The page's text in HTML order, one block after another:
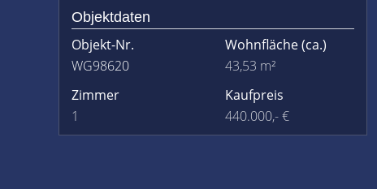
Objektdaten
Objekt-Nr.
WG98620
Wohnfläche(ca.)
43,53 m²
Zimmer
1
Kaufpreis
440.000,- €